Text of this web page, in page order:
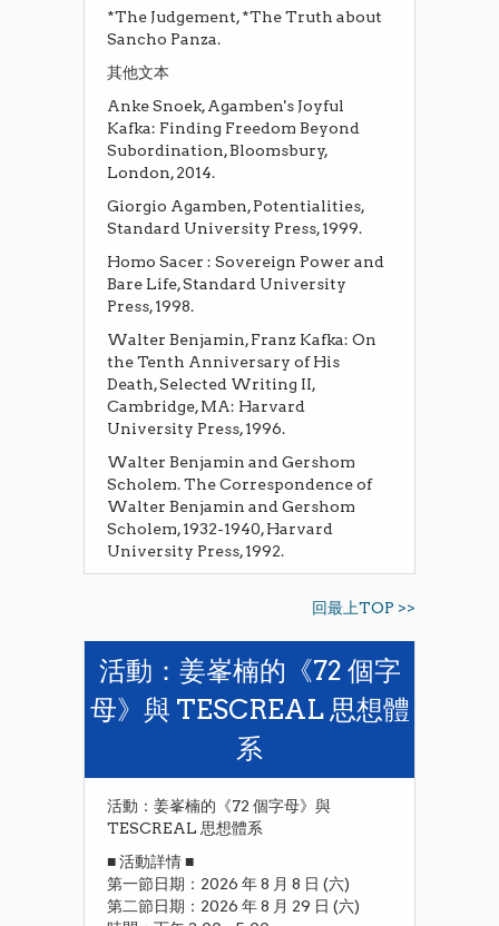
*The Judgement, *The Truth about
Sancho Panza.
其他文本
Anke Snoek, Agamben's Joyful
Kafka: Finding Freedom Beyond
Subordination, Bloomsbury,
London, 2014.
Giorgio Agamben, Potentialities,
Standard University Press, 1999.
Homo Sacer : Sovereign Power and
Bare Life, Standard University
Press, 1998.
Walter Benjamin, Franz Kafka: On
the Tenth Anniversary of His
Death, Selected Writing II,
Cambridge, MA: Harvard
University Press, 1996.
Walter Benjamin and Gershom
Scholem. The Correspondence of
Walter Benjamin and Gershom
Scholem, 1932-1940, Harvard
University Press, 1992.
回最上TOP >>
活動：姜峯楠的《72 個字
母》與 TESCREAL 思想體
系
活動：姜峯楠的《72 個字母》與
TESCREAL 思想體系
​■ 活動詳情 ■
​第一節日期：2026 年 8 月 8 日 (六)
​第二節日期：2026 年 8 月 29 日 (六)